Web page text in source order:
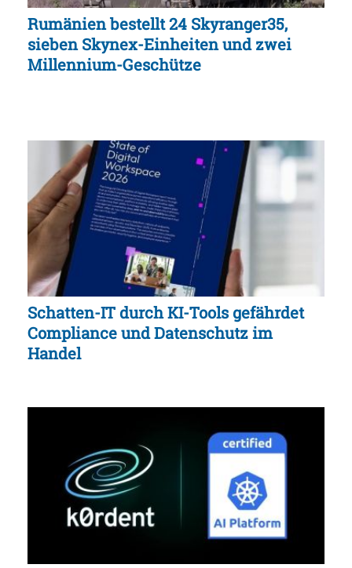
Rumänien bestellt 24 Skyranger35,
sieben Skynex-Einheiten und zwei
Millennium-Geschütze
Schatten-IT durch KI-Tools gefährdet
Compliance und Datenschutz im
Handel